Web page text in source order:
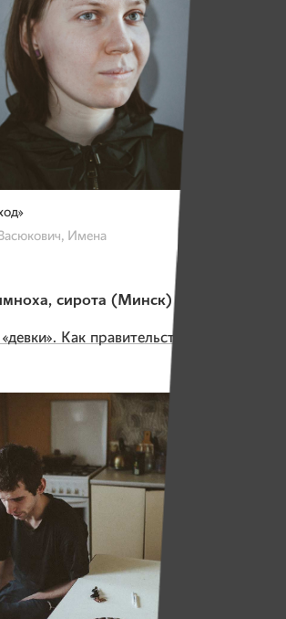
Имена
сирота (Минск)
Как правительство не научило